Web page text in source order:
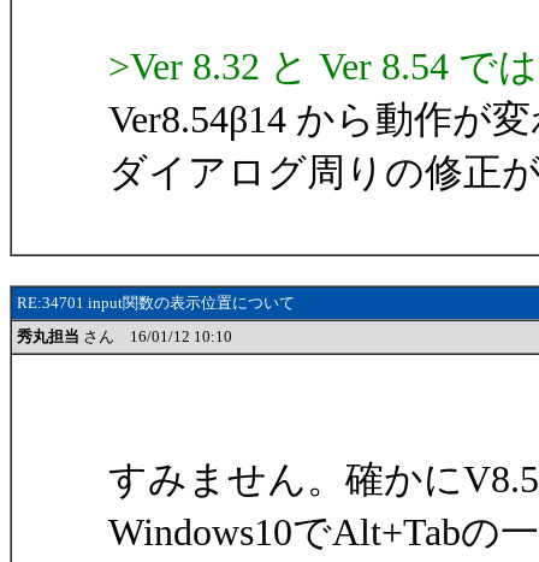
>Ver 8.32 と Ver 8.54
Ver8.54β14 から動作が
ダイアログ周りの修正
RE:34701 input関数の表示位置について
秀丸担当 さん 16/01/12 10:10
すみません。確かに
Windows10でAlt+Tabの